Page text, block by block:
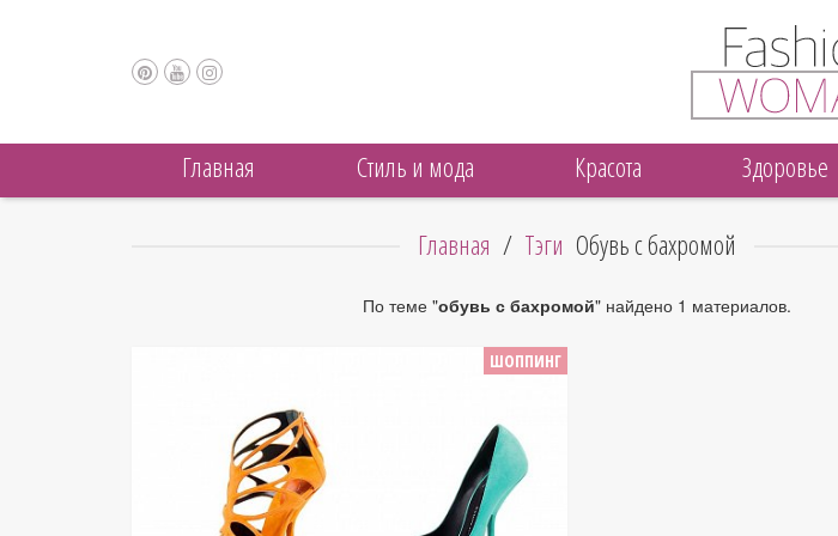
Главная Cтиль и мода Красота Здоровье
Главная / Тэги Обувь с бахромой
По теме "обувь с бахромой" найдено 1 материалов.
ШОППИНГ